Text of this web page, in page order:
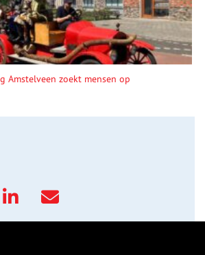
Amstelveen zoekt mensen op